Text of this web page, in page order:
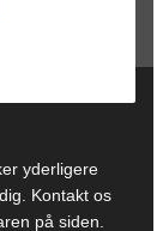
yderligere
Kontakt os
på siden.